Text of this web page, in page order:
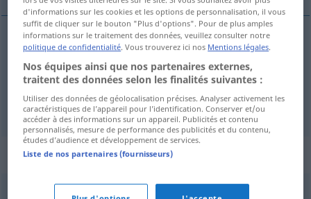
Rückzugm ripiegamento
Rückzieherm ripiegamento FIG
Synonymes de "ripiegamento"
d'informations sur les cookies et les options de personnalisation, il vous
suffit de cliquer sur le bouton "Plus d'options". Pour de plus amples
informations sur le traitement des données, veuillez consulter notre
politique de confidentialité. Vous trouverez ici nos Mentions légales.
Nos équipes ainsi que nos partenaires externes,
traitent des données selon les finalités suivantes :
Utiliser des données de géolocalisation précises. Analyser activement les
caractéristiques de l’appareil pour l’identification. Conserver et/ou
accéder à des informations sur un appareil. Publicités et contenu
personnalisés, mesure de performance des publicités et du contenu,
études d’audience et développement de services.
Liste de nos partenaires (fournisseurs)